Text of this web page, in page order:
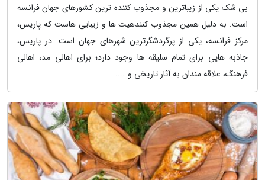
بی شک یکی از زیباترین و مجذوب کننده ترین کشورهای جهان فرانسه
است. به دلیل همین مجذوب کنندهیت ها و زیبایی هاست که پاریس،
مرکز فرانسه، یکی از پرگردشگرترین شهرهای جهان است. در پاریس،
جاذبه هایی برای تمام سلیقه ها وجود دارد؛ برای اهالی مد، اهالی
فرهنگ، علاقه مندان به آثار تاریخی و…...